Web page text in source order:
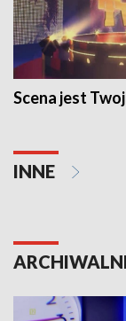
Scena jest
INNE